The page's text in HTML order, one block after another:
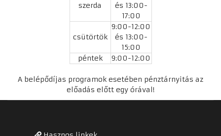
szerda
és 13:00-
17:00
csütörtök
9:00-12:00
és 13:00-
15:00
péntek
9:00-12:00
A belépődíjas programok esetében pénztárnyitás az
előadás előtt egy órával!